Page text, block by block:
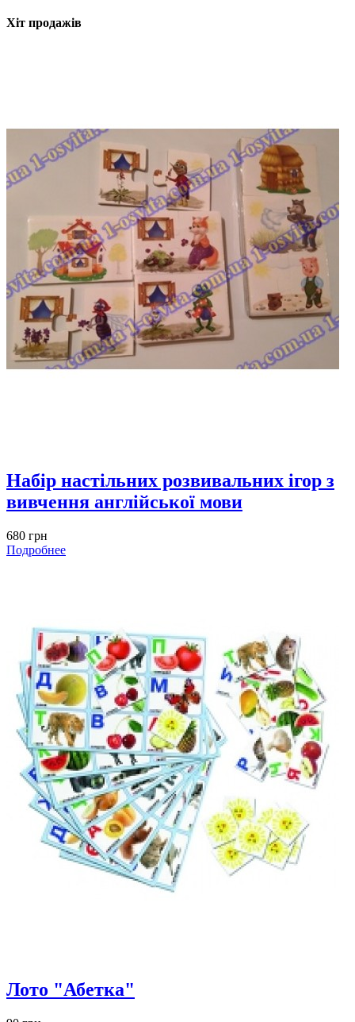
Хіт продажів
Набір настільних розвивальних ігор з
вивчення англійської мови
680 грн
Подробнее
Лото "Абетка"